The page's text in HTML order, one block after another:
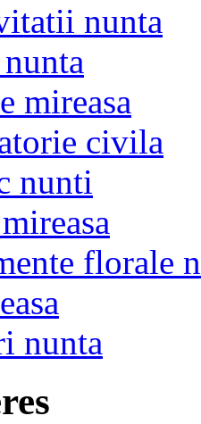
nunta
mireasa
civila
nunti
florale
nunta